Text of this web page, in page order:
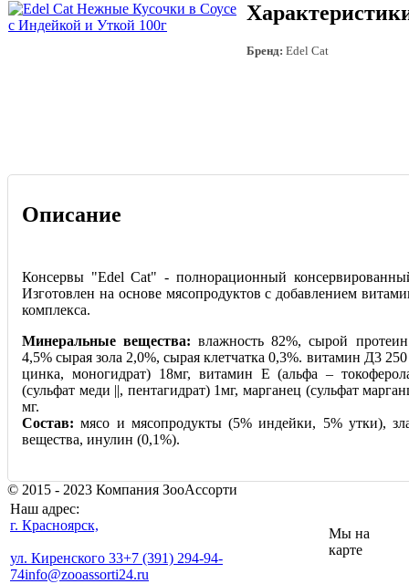
Бренд: Edel Cat
Описание
Консервы "Edel Cat" - полнорационный
Изготовлен на основе мясопродуктов с добавлением
комплекса.
Минеральные вещества: влажность 82%, сырой
4,5% сырая зола 2,0%, сырая клетчатка 0,3%. витамин Д3
цинка, моногидрат) 18мг, витамин Е (альфа –
(сульфат меди ||, пентагидрат) 1мг, марганец (сульфат
мг.
Состав: мясо и мясопродукты (5% индейки, 5% утки),
вещества, инулин (0,1%).
© 2015 - 2023 Компания ЗооАссорти
Наш адрес:
г. Красноярск,
ул. Киренского 33+7 (391) 294-94-
74info@zooassorti24.ru
Мы на
карте